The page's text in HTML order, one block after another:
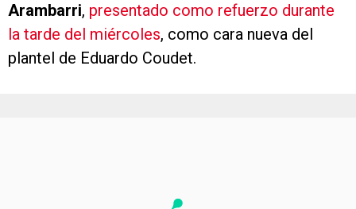
Arambarri, presentado como refuerzo durante
la tarde del miércoles, como cara nueva del
plantel de Eduardo Coudet.